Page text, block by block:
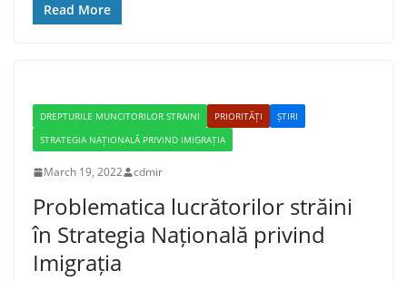
Read More
DREPTURILE MUNCITORILOR STRAINI PRIORITĂȚI
ȘTIRI
STRATEGIA NAȚIONALĂ PRIVIND IMIGRAȚIA
March 19, 2022 cdmir
Problematica lucrătorilor străini
în Strategia Națională privind
Imigrația